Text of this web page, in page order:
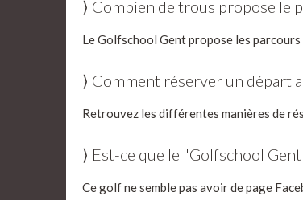
⟩ Combien de trous propose le
Le Golfschool Gent propose les
⟩ Comment réserver un départ
Retrouvez les différentes manières de
⟩ Est-ce que le "Golfschool
Ce golf ne semble pas avoir de page